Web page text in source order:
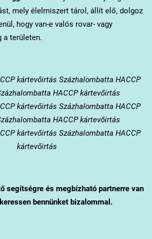
mely élelmiszert tárol, állít elő, dolgoz
hogy van-e valós rovar- vagy
a területen.
kártevőirtás Százhalombatta HACCP
HACCP kártevőirtás
kártevőirtás Százhalombatta HACCP
HACCP kártevőirtás
kártevőirtás Százhalombatta HACCP
kártevőirtás
segítségre és megbízható partnerre van
bennünket bizalommal.